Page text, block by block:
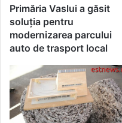
Primăria Vaslui a găsit
soluția pentru
modernizarea parcului
auto de trasport local